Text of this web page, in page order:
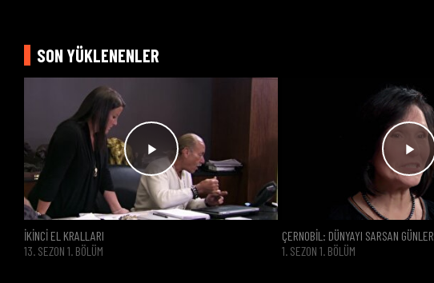
CANLI İZLE
SON YÜKLENENLER
İKİNCİ EL KRALLARI
13. SEZON 1. BÖLÜM
ÇERNOBİL: DÜNYAYI SARSAN GÜNLER
1. SEZON 1. BÖLÜM